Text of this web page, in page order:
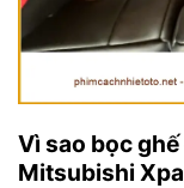
Vì sao bọc
Mitsubishi